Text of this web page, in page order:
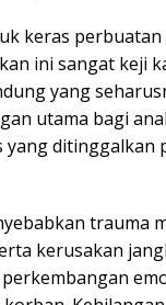
keras perbuatan
ini sangat keji
yang
utama bagi
yang ditinggalkan
trauma
kerusakan